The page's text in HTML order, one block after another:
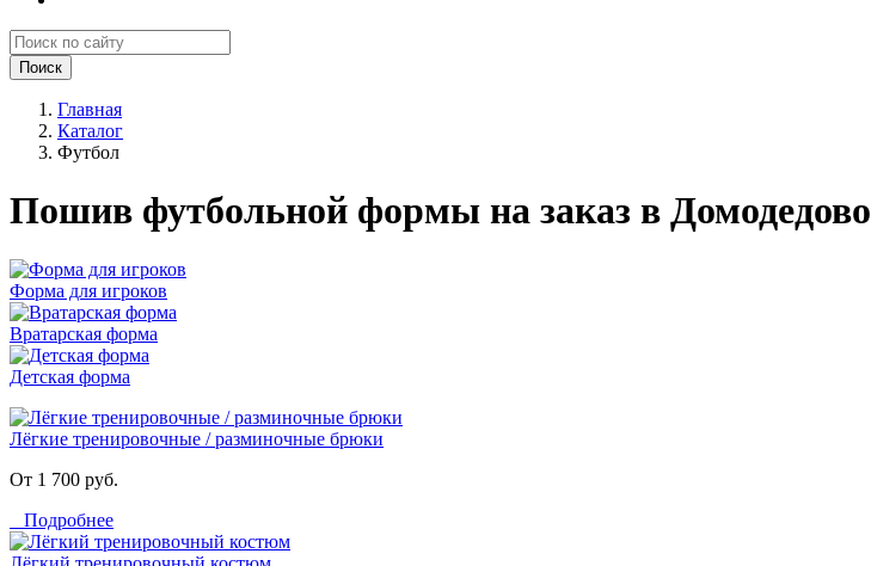
Поиск
Главная
Каталог
Футбол
Пошив футбольной формы на заказ в Домодедово
Форма для игроков
Вратарская форма
Детская форма
Лёгкие тренировочные / разминочные брюки
От 1 700 руб.
Подробнее